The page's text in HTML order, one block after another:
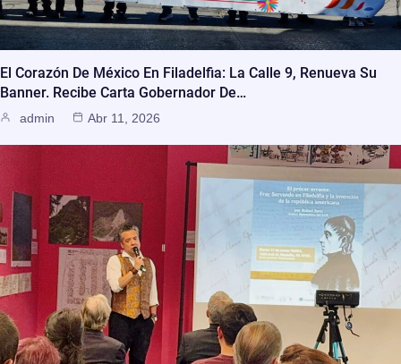
El Corazón De México En Filadelfia: La Calle 9, Renueva Su
Banner. Recibe Carta Gobernador De…
admin Abr 11, 2026